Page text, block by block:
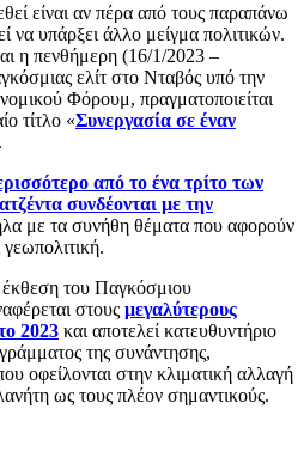
είναι αν πέρα από τους παραπάνω
να υπάρξει άλλο μείγμα πολιτικών.
η πενθήμερη (16/1/2023 –
ελίτ στο Νταβός υπό την
Φόρουμ, πραγματοποιείται
τίτλο «Συνεργασία σε έναν
από το ένα τρίτο των
συνδέονται με την
με τα συνήθη θέματα που αφορούν
του Παγκόσμιου
στους μεγαλύτερους
2023 και αποτελεί κατευθυντήριο
της συνάντησης,
οφείλονται στην κλιματική αλλαγή
ως τους πλέον σημαντικούς.